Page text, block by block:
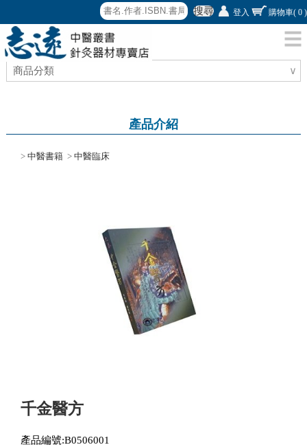
搜尋 登入 購物車( 0 )
商品分類 ∨
產品介紹
>中醫書籍 >中醫臨床
千金醫方
產品編號:B0506001